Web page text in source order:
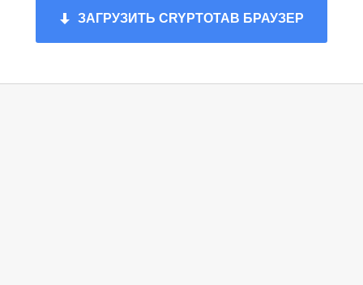
ЗАГРУЗИТЬ CRYPTOTAB БРАУЗЕР